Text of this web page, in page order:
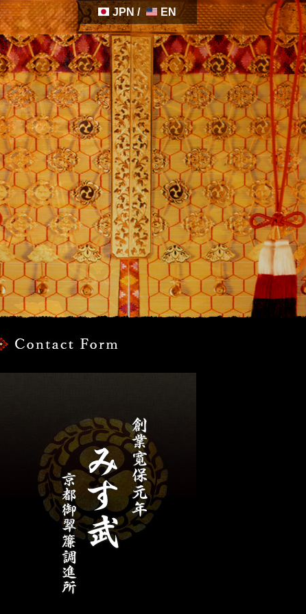
JPN / EN